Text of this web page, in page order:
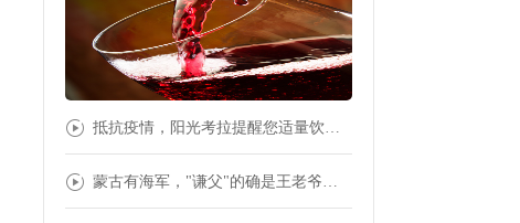
抵抗疫情，阳光考拉提醒您适量饮用红酒可增强
蒙古有海军，"谦父"的确是王老爷子，原来郭